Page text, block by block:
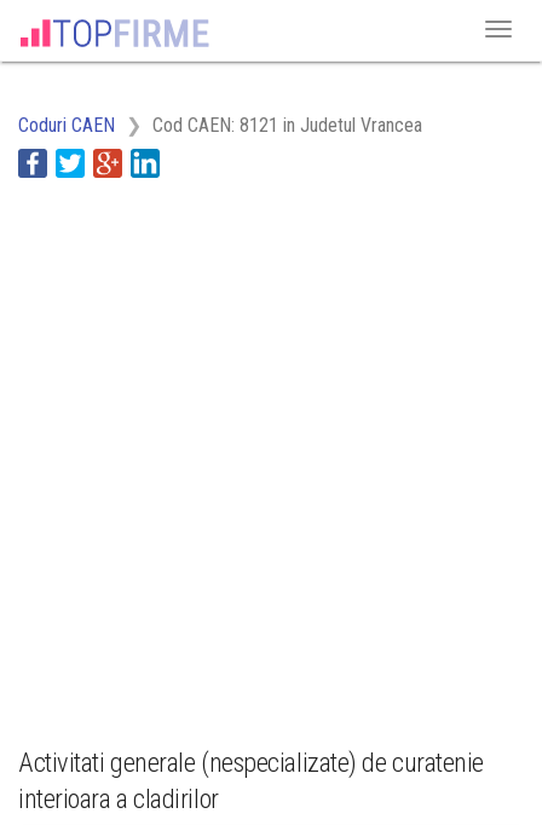
Coduri CAEN Cod CAEN: 8121 in Judetul Vrancea
Activitati generale (nespecializate) de curatenie
interioara a cladirilor